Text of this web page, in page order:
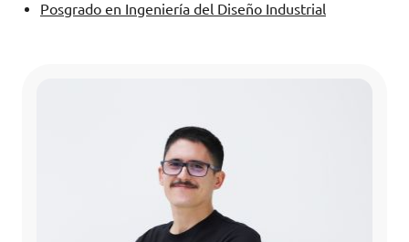
Posgrado en Ingeniería del Diseño Industrial